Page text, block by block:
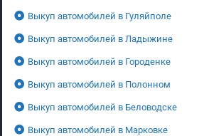
Выкуп автомобилей в Гуляйполе
Выкуп автомобилей в Ладыжине
Выкуп автомобилей в Городенке
Выкуп автомобилей в Полонном
Выкуп автомобилей в Беловодске
Выкуп автомобилей в Марковке